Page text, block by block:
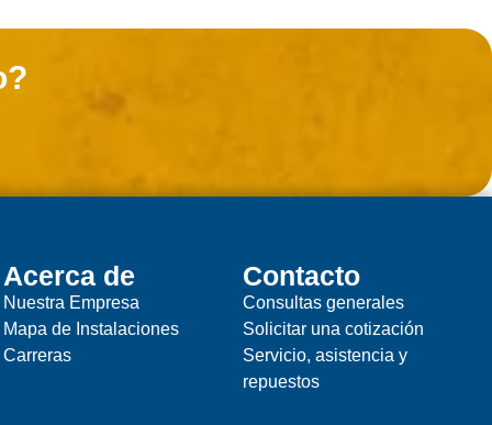
Acerca de
Nuestra Empresa
Mapa de Instalaciones
Carreras
Contacto
Consultas generales
Solicitar una cotización
Servicio, asistencia y
repuestos